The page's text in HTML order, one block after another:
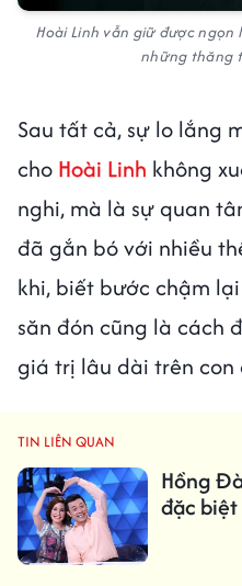
Hoài Linh vẫn giữ được
những thăng
Sau tất cả, sự lo lắng
cho Hoài Linh không
nghi, mà là sự quan
đã gắn bó với nhiều
khi, biết bước chậm
săn đón cũng là cách
giá trị lâu dài trên
TIN LIÊN QUAN
Hồng
đặc